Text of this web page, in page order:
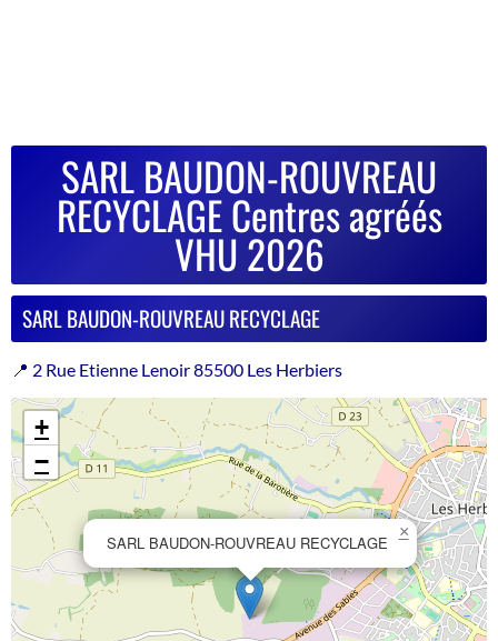
SARL BAUDON-ROUVREAU
RECYCLAGE Centres agréés
VHU 2026
SARL BAUDON-ROUVREAU RECYCLAGE
📍 2 Rue Etienne Lenoir 85500 Les Herbiers
SARL BAUDON-ROUVREAU RECYCLAGE
×
+
−